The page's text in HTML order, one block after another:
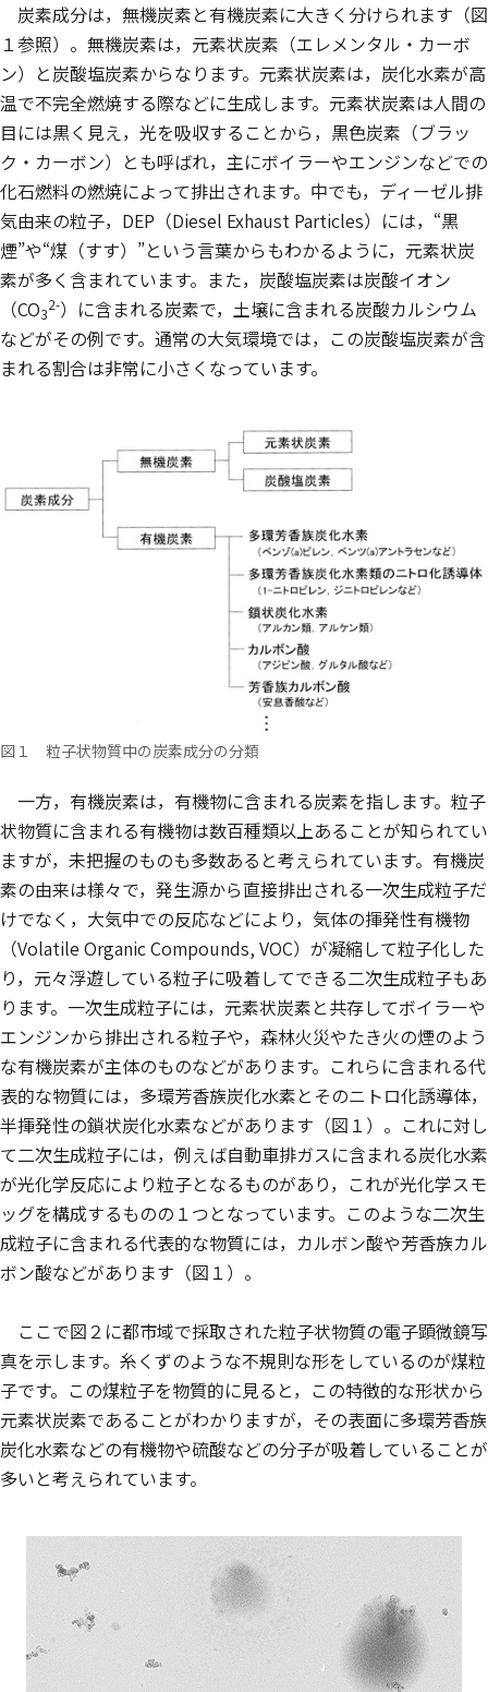
炭素成分は，無機炭素と有機炭素に大きく分けられます（図
１参照）。無機炭素は，元素状炭素（エレメンタル・カーボ
ン）と炭酸塩炭素からなります。元素状炭素は，炭化水素が高
温で不完全燃焼する際などに生成します。元素状炭素は人間の
目には黒く見え，光を吸収することから，黒色炭素（ブラッ
ク・カーボン）とも呼ばれ，主にボイラーやエンジンなどでの
化石燃料の燃焼によって排出されます。中でも，ディーゼル排
気由来の粒子，DEP（Diesel Exhaust Particles）には，“黒
煙”や“煤（すす）”という言葉からもわかるように，元素状炭
素が多く含まれています。また，炭酸塩炭素は炭酸イオン
（CO3
2-）に含まれる炭素で，土壌に含まれる炭酸カルシウム
などがその例です。通常の大気環境では，この炭酸塩炭素が含
まれる割合は非常に小さくなっています。
図１ 粒子状物質中の炭素成分の分類
一方，有機炭素は，有機物に含まれる炭素を指します。粒子
状物質に含まれる有機物は数百種類以上あることが知られてい
ますが，未把握のものも多数あると考えられています。有機炭
素の由来は様々で，発生源から直接排出される一次生成粒子だ
けでなく，大気中での反応などにより，気体の揮発性有機物
（Volatile Organic Compounds, VOC）が凝縮して粒子化した
り，元々浮遊している粒子に吸着してできる二次生成粒子もあ
ります。一次生成粒子には，元素状炭素と共存してボイラーや
エンジンから排出される粒子や，森林火災やたき火の煙のよう
な有機炭素が主体のものなどがあります。これらに含まれる代
表的な物質には，多環芳香族炭化水素とそのニトロ化誘導体，
半揮発性の鎖状炭化水素などがあります（図１）。これに対し
て二次生成粒子には，例えば自動車排ガスに含まれる炭化水素
が光化学反応により粒子となるものがあり，これが光化学スモ
ッグを構成するものの１つとなっています。このような二次生
成粒子に含まれる代表的な物質には，カルボン酸や芳香族カル
ボン酸などがあります（図１）。
ここで図２に都市域で採取された粒子状物質の電子顕微鏡写
真を示します。糸くずのような不規則な形をしているのが煤粒
子です。この煤粒子を物質的に見ると，この特徴的な形状から
元素状炭素であることがわかりますが，その表面に多環芳香族
炭化水素などの有機物や硫酸などの分子が吸着していることが
多いと考えられています。